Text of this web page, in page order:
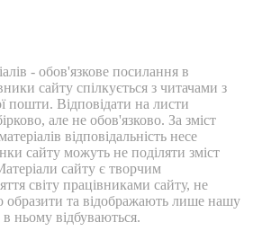
- обов'язкове посилання в
сайту спілкується з читачами з
пошти. Відповідати на листи
але не обов'язково. За зміст
відповідальність несе
сайту можуть не поділяти зміст
сайту є творчим
світу працівниками сайту, не
образити та відображають лише нашу
в ньому відбуваються.